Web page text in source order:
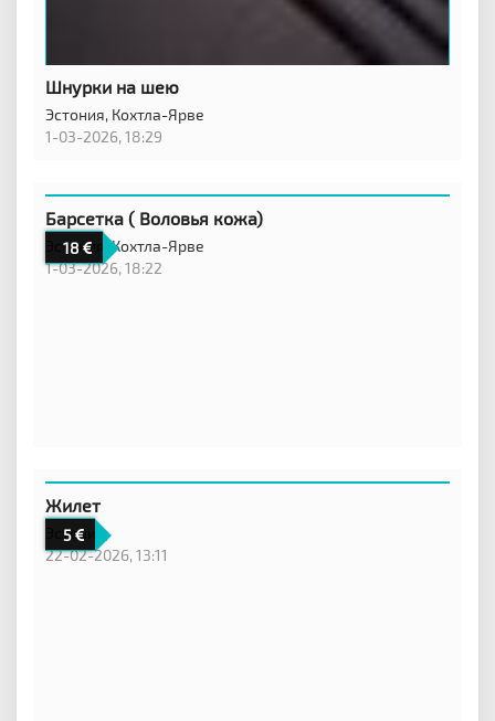
Шнурки на шею
Эстония, Кохтла-Ярве
1-03-2026, 18:29
18
Барсетка ( Воловья кожа)
Эстония,Кохтла-Ярве
1-03-2026, 18:22
5
Жилет
Эстония,
22-02-2026, 13:11